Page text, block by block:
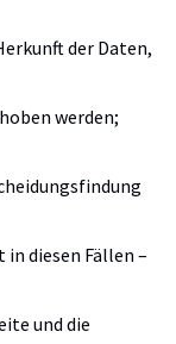
der Daten,
werden;
in diesen Fällen –
und die